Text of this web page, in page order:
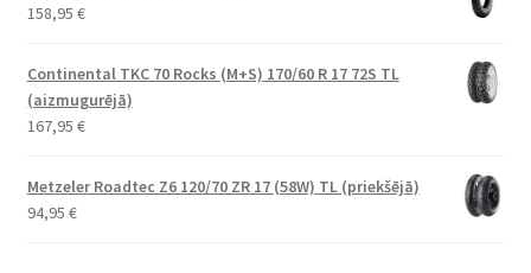
158,95 €
Continental TKC 70 Rocks (M+S) 170/60 R 17 72S TL
(aizmugurējā)
167,95 €
Metzeler Roadtec Z6 120/70 ZR 17 (58W) TL (priekšējā)
94,95 €